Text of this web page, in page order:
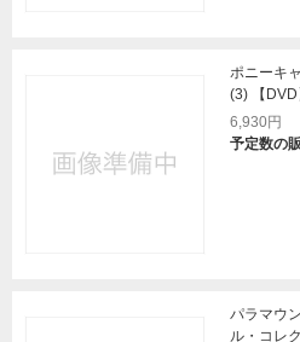
ポニーキ
(3) 【DVD
6,930円
予定数の
パラマウ
ル・コレ